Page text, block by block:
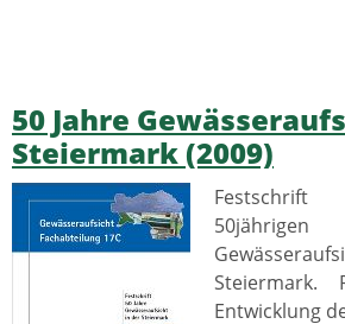
50 Jahre
Steiermark (2009)
Steiermark.
Entwicklung